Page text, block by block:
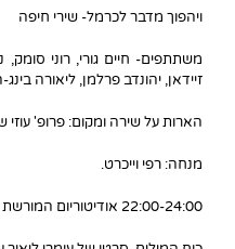
ויהפוך מדבר לכרמל- שירי חיפה
משתתפים- חיים גורי, רוני
זיידאן, יהונדב פרלמן, ליאורה
הארות על שירה ומקום: פרופ' עוזי
מנחה: רפי וייכרט.
22:00-24:00 אודיטוריום המורשת במדרשת בן גוריון: